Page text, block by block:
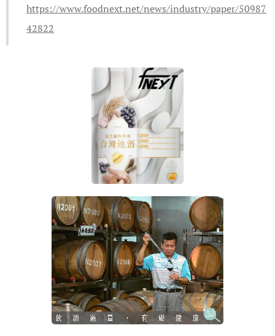
https://www.foodnext.net/news/industry/paper/50987
42822